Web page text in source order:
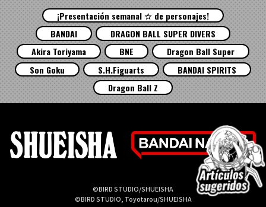
¡Presentación semanal ☆ de personajes!
BANDAI
DRAGON BALL SUPER DIVERS
Akira Toriyama
BNE
Dragon Ball Super
Son Goku
S.H.Figuarts
BANDAI SPIRITS
Dragon Ball Z
©BIRD STUDIO/SHUEISHA
©BIRD STUDIO, Toyotarou/SHUEISHA